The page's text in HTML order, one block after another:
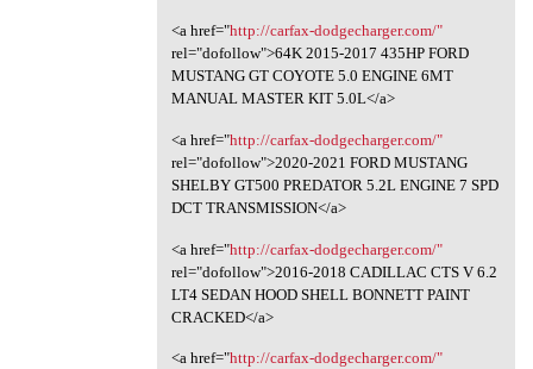
<a href="http://carfax-dodgecharger.com/"
rel="dofollow">64K 2015-2017 435HP FORD
MUSTANG GT COYOTE 5.0 ENGINE 6MT
MANUAL MASTER KIT 5.0L</a>
<a href="http://carfax-dodgecharger.com/"
rel="dofollow">2020-2021 FORD MUSTANG
SHELBY GT500 PREDATOR 5.2L ENGINE 7 SPD
DCT TRANSMISSION</a>
<a href="http://carfax-dodgecharger.com/"
rel="dofollow">2016-2018 CADILLAC CTS V 6.2
LT4 SEDAN HOOD SHELL BONNETT PAINT
CRACKED</a>
<a href="http://carfax-dodgecharger.com/"